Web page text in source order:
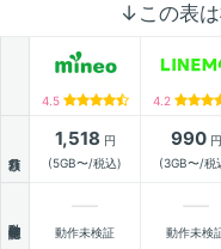
↓この表は
4.5 4.2
1,518 円
(5GB〜/税込)
990円
(3GB〜/税
動作未検証 動作未検